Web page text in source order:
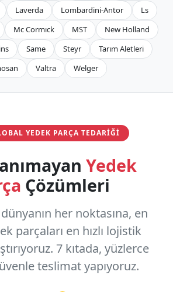
Laverda Lombardini-Antor
Ls
Mc Cormıck MST
New Holland
Same Steyr
Tarım Aletleri
Valtra Welger
YEDEK PARÇA TEDARIĞI
Yedek
Çözümleri
her noktasına, en
parçaları en hızlı lojistik
7 kıtada, yüzlerce
teslimat yapıyoruz.